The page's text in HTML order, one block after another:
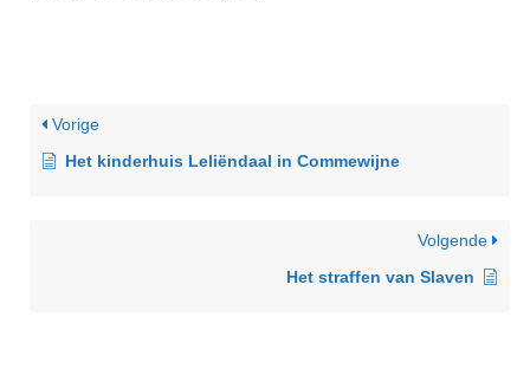
Vorige
Het kinderhuis Leliëndaal in Commewijne
Volgende
Het straffen van Slaven